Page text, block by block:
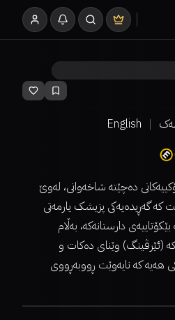
English
دەچێتە شاخەوانی، لەوێ
گەڕیدەیەکی پزیشک یارمەتی
دارستانەکە، بەڵام
(ئێرڤینگ) وێنای دەکات و
هەیە کە نایەوێت ڕووبەڕووی